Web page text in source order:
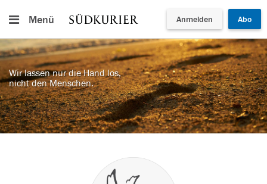
Menü Anmelden Abo
Wir lassen nur die Hand los,
nicht den Menschen.